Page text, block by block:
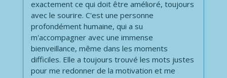
exactement ce qui doit être amélioré, toujours
avec le sourire. C'est une personne
profondément humaine, qui a su
m'accompagner avec une immense
bienveillance, même dans les moments
difficiles. Elle a toujours trouvé les mots justes
pour me redonner de la motivation et me